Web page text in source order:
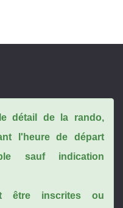
détail de la rando,
l'heure de départ
sauf indication
être inscrites ou